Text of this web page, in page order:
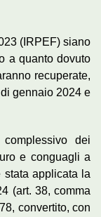
(IRPEF) siano
a quanto dovuto
recuperate,
gennaio 2024 e
dei
e conguagli a
applicata la
(art. 38, comma
convertito, con